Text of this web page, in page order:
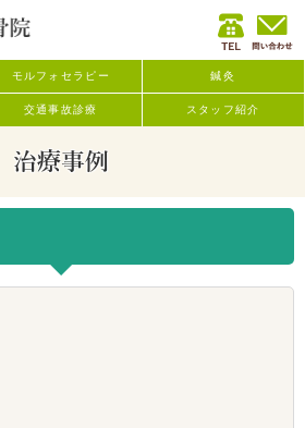
モルフォセラピー 鍼灸
交通事故診療 スタッフ紹介
治療事例